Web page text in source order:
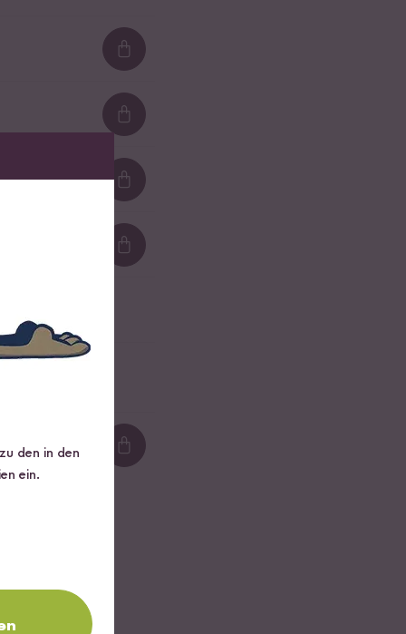
Loading...
Loading...
Loading...
Loading...
Loading...
den in den
ein.